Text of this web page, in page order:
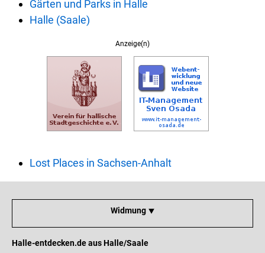
Gärten und Parks in Halle
Halle (Saale)
Anzeige(n)
Lost Places in Sachsen-Anhalt
Widmung ⯆
Halle-entdecken.de aus Halle/Saale